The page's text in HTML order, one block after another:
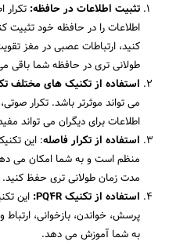
تثبیت اطلاعات در حافظه:
اطلاعات را در حافظه خود تثبیت
کنید، ارتباطات عصبی در مغز
طولانی تری در حافظه شما باقی
استفاده از تکنیک های مختلف
می تواند موثرتر باشد. تکرار
اطلاعات برای دیگران می تواند
استفاده از تکرار فاصله: این
منظم است و به شما امکان می دهد
مدت زمان طولانی تری حفظ کنید.
استفاده از تکنیک PQ4R:
این
پرسش، خواندن، بازخوانی، ارتباط
به شما آموزش می دهد.